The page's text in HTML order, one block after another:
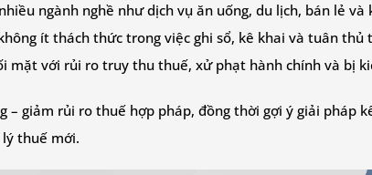
ngành nghề như dịch vụ ăn uống, du lịch, bán lẻ
ít thách thức trong việc ghi sổ, kê khai và tuân
mặt với rủi ro truy thu thuế, xử phạt hành chính và bị
– giảm rủi ro thuế hợp pháp, đồng thời gợi ý giải pháp
thuế mới.